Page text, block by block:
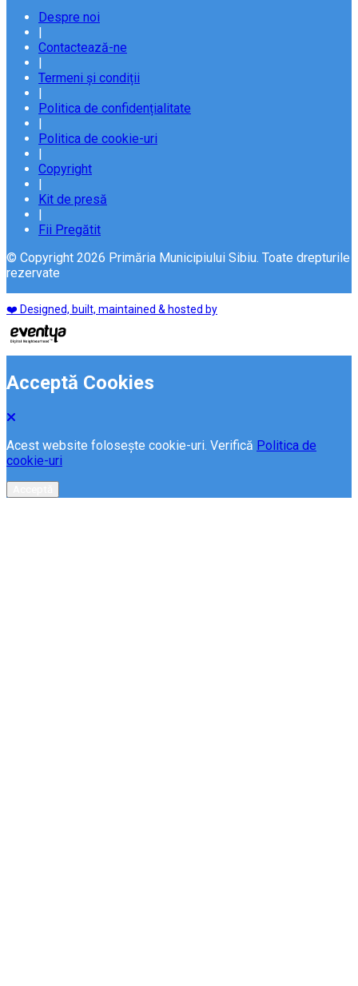
Despre noi
Contactează-ne
Termeni și condiții
Politica de confidențialitate
Politica de cookie-uri
Copyright
Kit de presă
Fii Pregătit
© Copyright 2026 Primăria Municipiului Sibiu. Toate drepturile
rezervate
❤️ Designed, built, maintained & hosted by
Acceptă Cookies
Acest website folosește cookie-uri. Verifică Politica de
cookie-uri